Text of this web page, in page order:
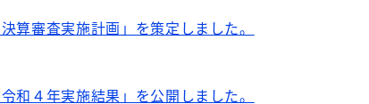
算審査実施計画」を策定しました。
和４年実施結果」を公開しました。